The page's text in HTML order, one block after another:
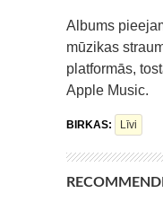
Albums
mūzikas
platformās,
Apple Music.
BIRKAS: Līvi